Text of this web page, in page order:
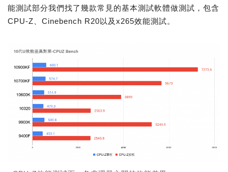
能測試部分我們找了幾款常見的基本測試軟體做測試，包含
CPU-Z、Cinebench R20以及x265效能測試。